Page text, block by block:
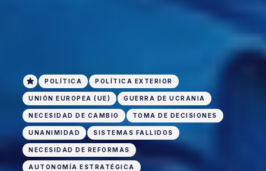
POLÍTICA POLÍTICA EXTERIOR
UNIÓN EUROPEA (UE) GUERRA DE UCRANIA
NECESIDAD DE CAMBIO TOMA DE DECISIONES
UNANIMIDAD SISTEMAS FALLIDOS
NECESIDAD DE REFORMAS
AUTONOMÍA ESTRATÉGICA